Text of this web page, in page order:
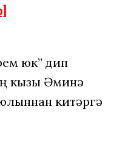
юк” дип
кызы Әминә
китәргә